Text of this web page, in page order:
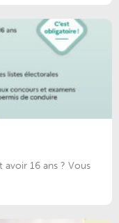
16 ans ? Vous